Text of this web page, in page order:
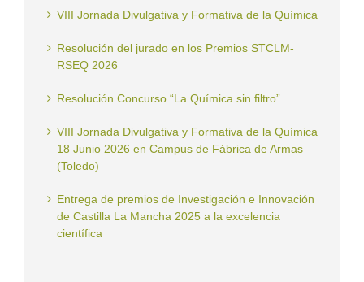
VIII Jornada Divulgativa y Formativa de la Química
Resolución del jurado en los Premios STCLM-
RSEQ 2026
Resolución Concurso “La Química sin filtro”
VIII Jornada Divulgativa y Formativa de la Química
18 Junio 2026 en Campus de Fábrica de Armas
(Toledo)
Entrega de premios de Investigación e Innovación
de Castilla La Mancha 2025 a la excelencia
científica